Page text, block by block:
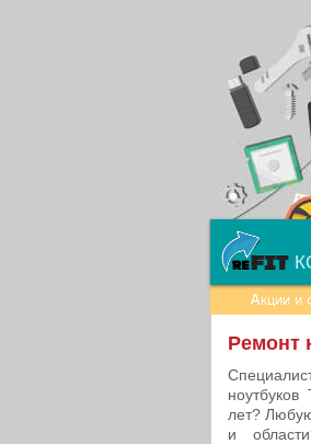
Акции и
Ремонт
лет?
и